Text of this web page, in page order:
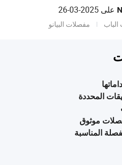
على 2025-03-26
مفصلات البيانو
المحددة
موثوق
المناسبة